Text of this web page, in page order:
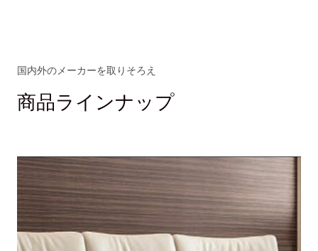
国内外のメーカーを取りそろえ
商品ラインナップ